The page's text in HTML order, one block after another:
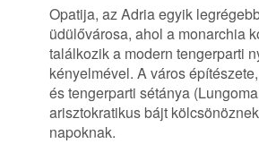
Opatija, az Adria egyik
üdülővárosa, ahol a monarchia
találkozik a modern tengerparti
kényelmével. A város
és tengerparti sétánya
arisztokratikus bájt
napoknak.